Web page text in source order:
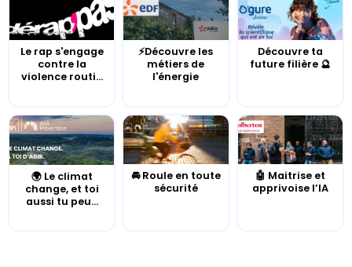
Le rap s'engage
contre la
violence routi...
⚡Découvre les
métiers de
l'énergie
Découvre ta
future filière 🔮
🌍 Le climat
change, et toi
aussi tu peu...
🚘 Roule en toute
sécurité
🤖 Maitrise et
apprivoise l’IA